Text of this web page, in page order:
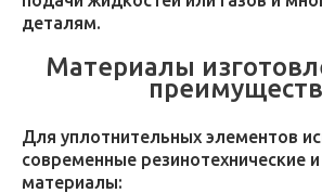
деталям.
Материалы
Для уплотнительных элементов
современные резинотехнические
материалы: